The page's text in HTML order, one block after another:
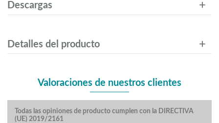
Descargas
Detalles del producto
Valoraciones de nuestros clientes
Todas las opiniones de producto cumplen con la DIRECTIVA
(UE) 2019/2161